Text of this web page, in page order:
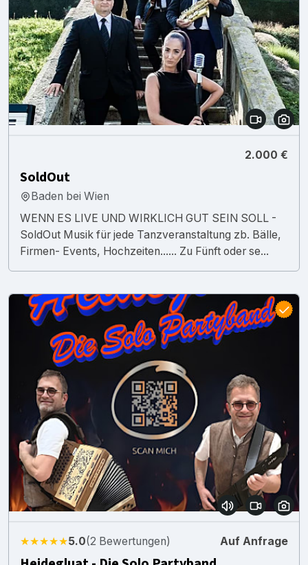
2.000 €
SoldOut
Baden bei Wien
WENN ES LIVE UND WIRKLICH GUT SEIN SOLL -
SoldOut Musik für jede Tanzveranstaltung zb. Bälle,
Firmen- Events, Hochzeiten...... Zu Fünft oder se...
★★★★★5.0(2 Bewertungen) Auf Anfrage